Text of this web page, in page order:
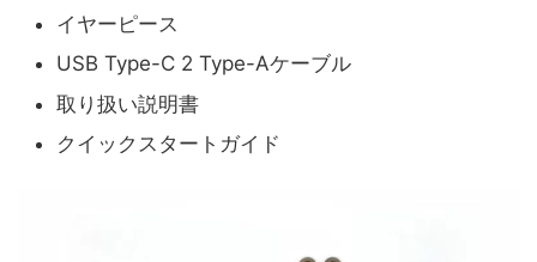
イヤーピース
USB Type-C 2 Type-Aケーブル
取り扱い説明書
クイックスタートガイド